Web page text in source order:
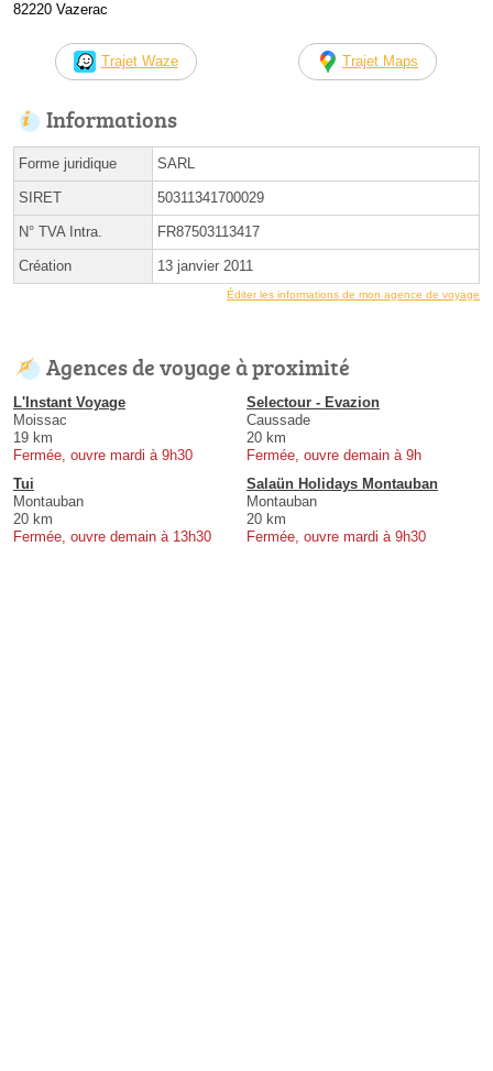
82220 Vazerac
Trajet Waze Trajet Maps
Informations
Forme juridique SARL
SIRET 50311341700029
N° TVA Intra. FR87503113417
Création 13 janvier 2011
Éditer les informations de mon agence de voyage
Agences de voyage à proximité
L'Instant Voyage
Moissac
19 km
Fermée, ouvre mardi à 9h30
Selectour - Evazion
Caussade
20 km
Fermée, ouvre demain à 9h
Tui
Montauban
20 km
Fermée, ouvre demain à 13h30
Salaün Holidays Montauban
Montauban
20 km
Fermée, ouvre mardi à 9h30